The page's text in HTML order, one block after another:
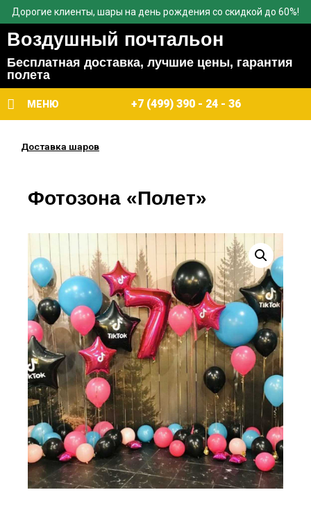
Дорогие клиенты, шары на день рождения со скидкой до 60%!
Воздушный почтальон
Бесплатная доставка, лучшие цены, гарантия
полета
МЕНЮ +7 (499) 390 - 24 - 36
Доставка шаров
Фотозона «Полет»